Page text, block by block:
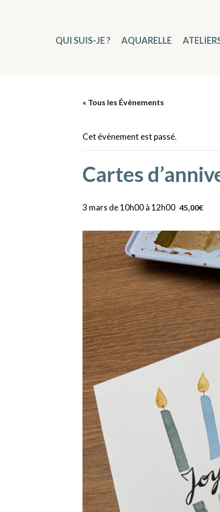
QUI SUIS-JE ? AQUARELLE
« Tous les Évènements
Cet évènement est passé.
Cartes
3 mars de 10h00à 12h00 45,00€